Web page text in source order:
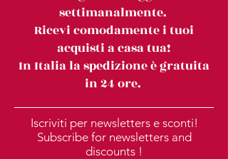
settimanalmente.
Ricevi comodamente i tuoi
acquisti a casa tua!
In Italia la spedizione è gratuita
in 24 ore.
Iscriviti per newsletters e sconti!
Subscribe for newsletters and
discounts !